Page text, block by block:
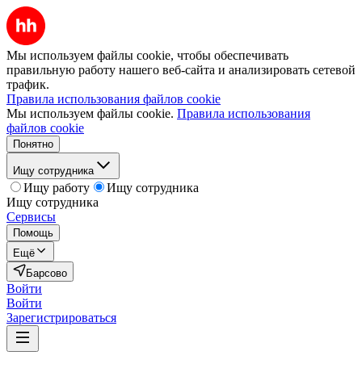
Мы используем файлы cookie, чтобы обеспечивать
правильную работу нашего веб-сайта и анализировать сетевой
трафик.
Правила использования файлов cookie
Мы используем файлы cookie. Правила использования
файлов cookie
Понятно
Ищу сотрудника
Ищу работу
Ищу сотрудника
Ищу сотрудника
Сервисы
Помощь
Ещё
Барсово
Войти
Войти
Зарегистрироваться